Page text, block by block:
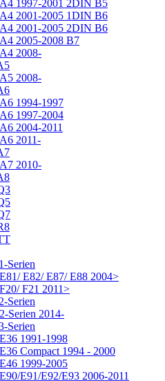
A4 1997-2001 2DIN B5
A4 2001-2005 1DIN B6
A4 2001-2005 2DIN B6
A4 2005-2008 B7
A4 2008-
A5 2008-
A6 1994-1997
A6 1997-2004
A6 2004-2011
A6 2011-
A7 2010-
Serien
E81/ E82/ E87/ E88 2004>
F20/ F21 2011>
Serien
2-Serien 2014-
Serien
E36 1991-1998
E36 Compact 1994 - 2000
E46 1999-2005
E90/E91/E92/E93 2006-2011